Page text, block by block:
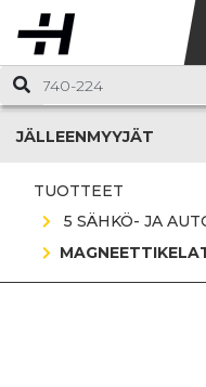
JÄLLEENMYYJÄT
TUOTTEET
5 SÄHKÖ- JA